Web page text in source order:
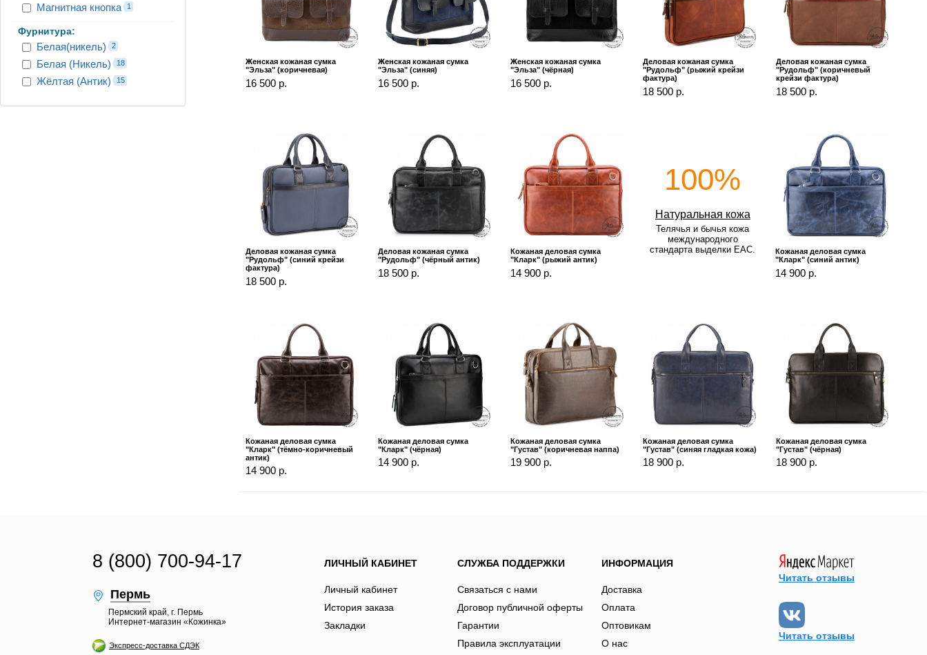
Магнитная кнопка 1
Фурнитура:
Белая(никель) 2
Белая (Никель) 18
Жёлтая (Антик) 15
Женская кожаная сумка
"Эльза" (коричневая)
16 500 р.
Женская кожаная сумка
"Эльза" (синяя)
16 500 р.
Женская кожаная сумка
"Эльза" (чёрная)
16 500 р.
Деловая кожаная сумка
"Рудольф" (рыжий крейзи
фактура)
18 500 р.
Деловая кожаная сумка
"Рудольф" (коричневый
крейзи фактура)
18 500 р.
Деловая кожаная сумка
"Рудольф" (синий крейзи
фактура)
18 500 р.
Деловая кожаная сумка
"Рудольф" (чёрный антик)
18 500 р.
Кожаная деловая сумка
"Кларк" (рыжий антик)
14 900 р.
100%
Натуральная кожа
Телячья и бычья кожа
международного
стандарта выделки EAC.
Кожаная деловая сумка
"Кларк" (синий антик)
14 900 р.
Кожаная деловая сумка
"Кларк" (тёмно-коричневый
антик)
14 900 р.
Кожаная деловая сумка
"Кларк" (чёрная)
14 900 р.
Кожаная деловая сумка
"Густав" (коричневая наппа)
19 900 р.
Кожаная деловая сумка
"Густав" (синяя гладкая кожа)
18 900 р.
Кожаная деловая сумка
"Густав" (чёрная)
18 900 р.
8 (800) 700-94-17
Пермь
Пермский край, г. Пермь
Интернет-магазин «Кожинка»
Экспресс-доставка СДЭК
ЛИЧНЫЙ КАБИНЕТ
Личный кабинет
История заказа
Закладки
СЛУЖБА ПОДДЕРЖКИ
Связаться с нами
Договор публичной оферты
Гарантии
Правила эксплуатации
ИНФОРМАЦИЯ
Доставка
Оплата
Оптовикам
О нас
Читать отзывы
Читать отзывы